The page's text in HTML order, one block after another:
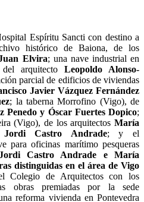
Espíritu Sancti con destino a
histórico de Baiona, de los
Elvira; una nave industrial en
arquitecto Leopoldo Alonso-
parcial de edificios de viviendas
Javier Vázquez Fernández
; la taberna Morrofino (Vigo), de
Penedo y Óscar Fuertes Dopico;
(Vigo), de los arquitectos María
Castro Andrade; y el
para oficinas marítimo pesqueras
Castro Andrade e María
distinguidas en el área de Vigo
Colegio de Arquitectos con los
obras premiadas por la sede
reforma vivienda en Pontevedra